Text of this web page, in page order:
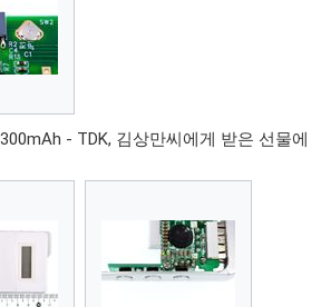
- TDK, 김상만씨에게 받은 선물에